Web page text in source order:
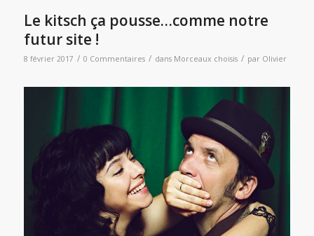
Le kitsch ça pousse…comme notre
futur site !
8 février 2017 / 0 Commentaires / dans Morceaux choisis / par Olivier